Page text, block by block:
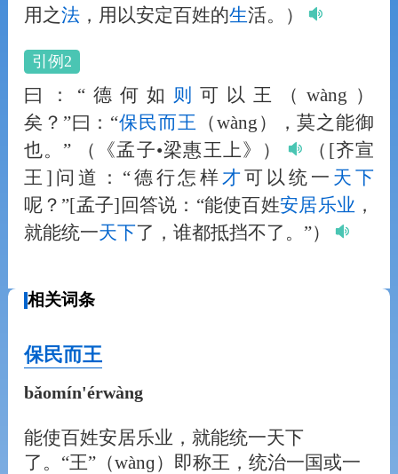
用之法，用以安定百姓的生活。）
引例2
曰：“德何如 则可以王（wàng）
矣？”曰：“保民而王
（wàng），莫之能御
也。”
（《孟子•梁惠王上》）
（[齐宣
王]问道：“德行怎样 才可以统一 天下
呢？”[孟子]回答说：“能使百姓安居乐业 ，
就能统一天下了，谁都抵挡不了。”）
相关词条
保民而王
bǎomín'érwàng
能使百姓安居乐业，就能统一天下
了。“王”（wànɡ）即称王，统治一国或一